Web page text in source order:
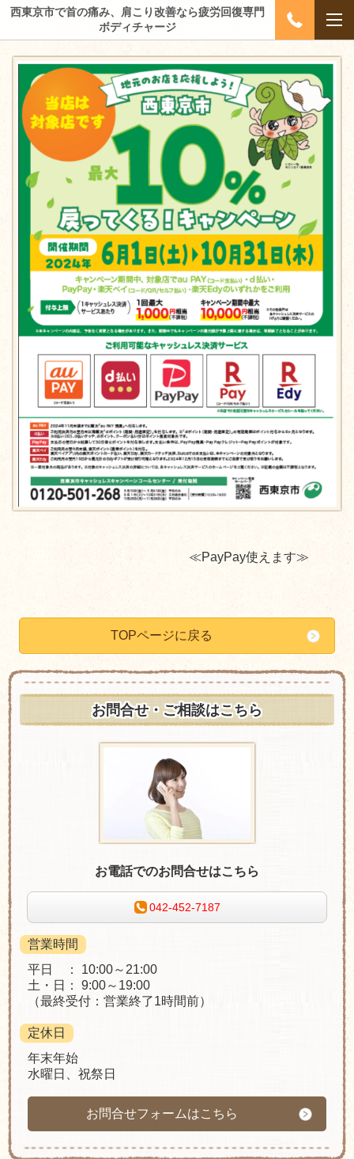
西東京市で首の痛み、肩こり改善なら疲労回復専門
ボディチャージ
≪PayPay使えます≫
TOPページに戻る
お問合せ・ご相談はこちら
お電話でのお問合せはこちら
042-452-7187
営業時間
平日 ： 10:00～21:00
土・日： 9:00～19:00
（最終受付：営業終了1時間前）
定休日
年末年始
水曜日、祝祭日
お問合せフォームはこちら